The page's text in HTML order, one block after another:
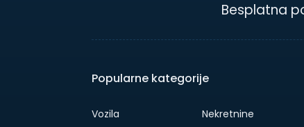
Besplatna
Popularne kategorije
Vozila
Nekretnine